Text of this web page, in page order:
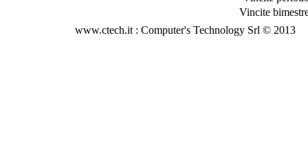
Vincite
www.ctech.it : Computer's Technology Srl © 2013